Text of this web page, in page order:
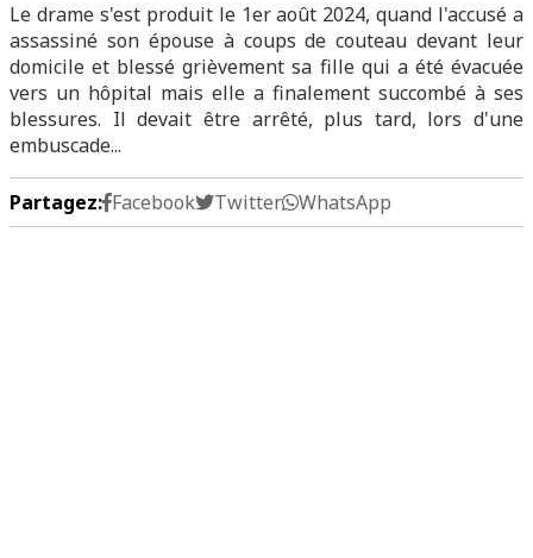
Le drame s'est produit le 1er août 2024, quand l'accusé a
assassiné son épouse à coups de couteau devant leur
domicile et blessé grièvement sa fille qui a été évacuée
vers un hôpital mais elle a finalement succombé à ses
blessures. Il devait être arrêté, plus tard, lors d'une
embuscade...
Partagez: Facebook Twitter WhatsApp